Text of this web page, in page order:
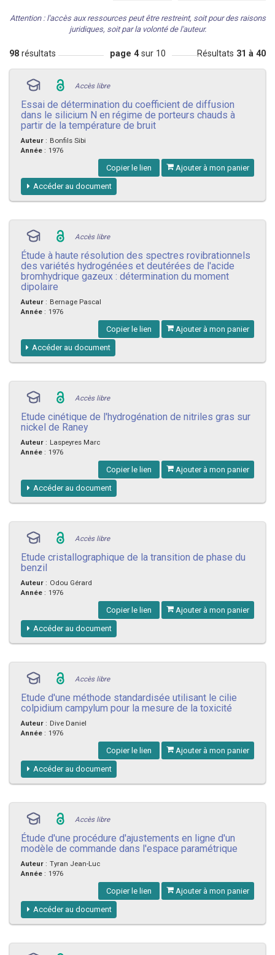
Attention : l'accès aux ressources peut être restreint, soit pour des raisons
juridiques, soit par la volonté de l'auteur.
98 résultats page 4sur 10 Résultats 31 à 40
Accès libre
Essai de détermination du coefficient de diffusion
dans le silicium N en régime de porteurs chauds à
partir de la température de bruit
Auteur : Bonfils Sibi
Année : 1976
Copier le lien Ajouter à mon panier
Accéder au document
Accès libre
Étude à haute résolution des spectres rovibrationnels
des variétés hydrogénées et deutérées de l'acide
bromhydrique gazeux : détermination du moment
dipolaire
Auteur : Bernage Pascal
Année : 1976
Copier le lien Ajouter à mon panier
Accéder au document
Accès libre
Etude cinétique de l'hydrogénation de nitriles gras sur
nickel de Raney
Auteur : Laspeyres Marc
Année : 1976
Copier le lien Ajouter à mon panier
Accéder au document
Accès libre
Etude cristallographique de la transition de phase du
benzil
Auteur : Odou Gérard
Année : 1976
Copier le lien Ajouter à mon panier
Accéder au document
Accès libre
Etude d'une méthode standardisée utilisant le cilie
colpidium campylum pour la mesure de la toxicité
Auteur : Dive Daniel
Année : 1976
Copier le lien Ajouter à mon panier
Accéder au document
Accès libre
Étude d'une procédure d'ajustements en ligne d'un
modèle de commande dans l'espace paramétrique
Auteur : Tyran Jean-Luc
Année : 1976
Copier le lien Ajouter à mon panier
Accéder au document